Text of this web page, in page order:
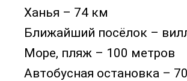
Ханья – 74 км
Ближайший посёлок –
Море, пляж – 100 метров
Автобусная остановка –